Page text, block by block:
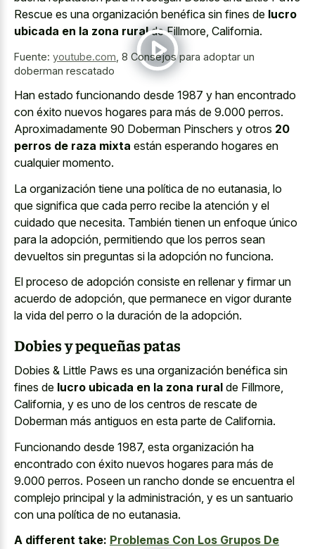
Rescue es una organización benéfica sin fines de lucro
ubicada en la zona ruralde Fillmore, California.
Fuente: youtube.com 8 Consejos para adoptar un
doberman rescatado
Han estado funcionando desde 1987 y han encontrado
con éxito nuevos hogares para más de 9.000 perros.
Aproximadamente 90 Doberman Pinschers y otros 20
perros de raza mixta están esperando hogares en
cualquier momento.
La organización tiene una política de no eutanasia, lo
que significa que cada perro recibe la atención y el
cuidado que necesita. También tienen un enfoque único
para la adopción, permitiendo que los perros sean
devueltos sin preguntas si la adopción no funciona.
El proceso de adopción consiste en rellenar y firmar un
acuerdo de adopción, que permanece en vigor durante
la vida del perro o la duración de la adopción.
Dobies y pequeñas patas
Dobies & Little Paws es una organización benéfica sin
fines de lucro ubicada en la zona rural de Fillmore,
California, y es uno de los centros de rescate de
Doberman más antiguos en esta parte de California.
Funcionando desde 1987, esta organización ha
encontrado con éxito nuevos hogares para más de
9.000 perros. Poseen un rancho donde se encuentra el
complejo principal y la administración, y es un santuario
con una política de no eutanasia.
A different take: Problemas Con Los Grupos De